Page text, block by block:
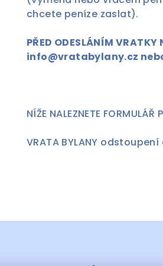
chcete peníze zaslat).
PŘED ODESLÁNÍM
info@vratabylany.cz
NÍŽE NALEZNETE
VRATA BYLANY